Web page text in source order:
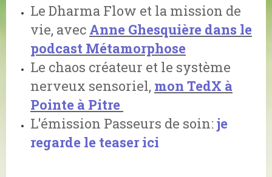
Le Dharma Flow et la mission de
vie, avec Anne Ghesquière dans le
podcast Métamorphose
Le chaos créateur et le système
nerveux sensoriel, mon TedX à
Pointe à Pitre
L'émission Passeurs de soin: je
regarde le teaser ici